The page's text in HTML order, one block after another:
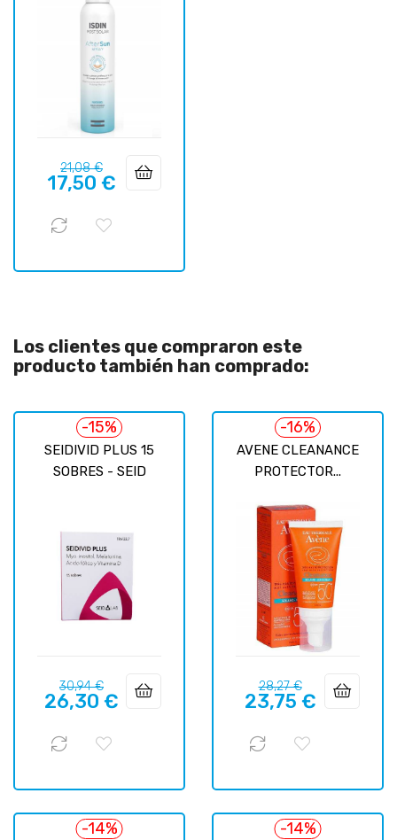
Precio
regular
21,08 €Precio
17,50 €
Los clientes que compraron este
producto también han comprado:
SEIDIVID PLUS 15
SOBRES - SEID
-15%
Precio
regular
30,94 €Precio
26,30 €
AVENE CLEANANCE
PROTECTOR...
-16%
Precio
regular
28,27 €Precio
23,75 €
-14% -14%